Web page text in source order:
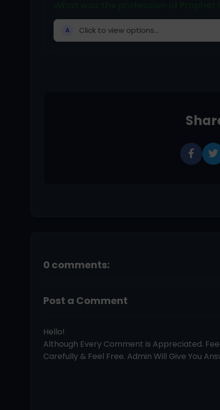
A Click to view options...
0 comments:
Post a Comment
Hello!
Although Every Comment is Appreciated.
Carefully & Feel Free. Admin Will Give You